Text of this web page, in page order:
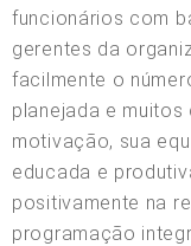
funcionários com
gerentes da
facilmente o
planejada e
motivação, sua
educada e
positivamente na
programação